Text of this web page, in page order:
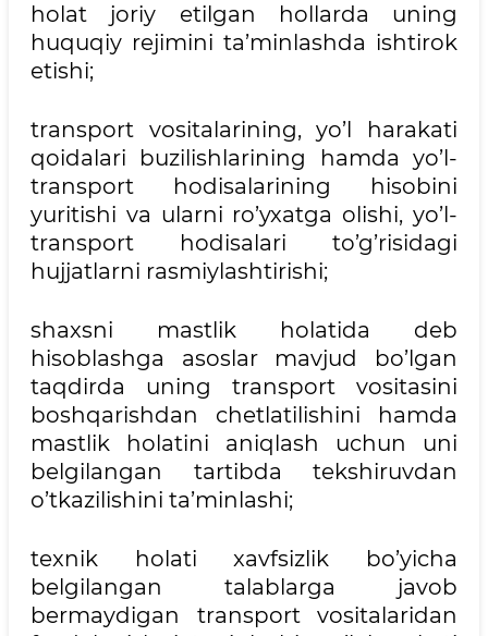
holat joriy etilgan hollarda uning
huquqiy rejimini ta’minlashda ishtirok
etishi;
transport vositalarining, yo’l harakati
qoidalari buzilishlarining hamda yo’l-
transport hodisalarining hisobini
yuritishi va ularni ro’yxatga olishi, yo’l-
transport hodisalari to’g’risidagi
hujjatlarni rasmiylashtirishi;
shaxsni mastlik holatida deb
hisoblashga asoslar mavjud bo’lgan
taqdirda uning transport vositasini
boshqarishdan chetlatilishini hamda
mastlik holatini aniqlash uchun uni
belgilangan tartibda tekshiruvdan
o’tkazilishini ta’minlashi;
texnik holati xavfsizlik bo’yicha
belgilangan talablarga javob
bermaydigan transport vositalaridan